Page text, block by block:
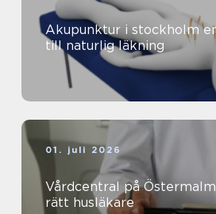
Akupunktur i stockholm en modern väg
till naturlig läkning
01. juli 2026
Vårdcentral på Östermalm så väljer du
rätt husläkare